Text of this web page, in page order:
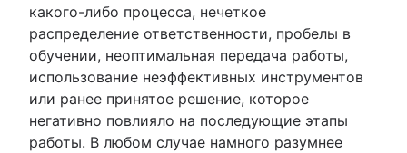
какого-либо процесса, нечеткое
распределение ответственности, пробелы в
обучении, неоптимальная передача работы,
использование неэффективных инструментов
или ранее принятое решение, которое
негативно повлияло на последующие этапы
работы. В любом случае намного разумнее